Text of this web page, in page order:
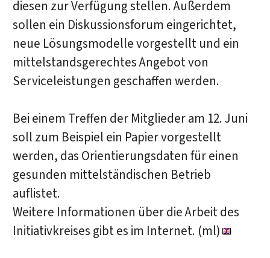
diesen zur Verfügung stellen. Außerdem
sollen ein Diskussionsforum eingerichtet,
neue Lösungsmodelle vorgestellt und ein
mittelstandsgerechtes Angebot von
Serviceleistungen geschaffen werden.
Bei einem Treffen der Mitglieder am 12. Juni
soll zum Beispiel ein Papier vorgestellt
werden, das Orientierungsdaten für einen
gesunden mittelständischen Betrieb
auflistet.
Weitere Informationen über die Arbeit des
Initiativkreises gibt es im Internet. (ml)